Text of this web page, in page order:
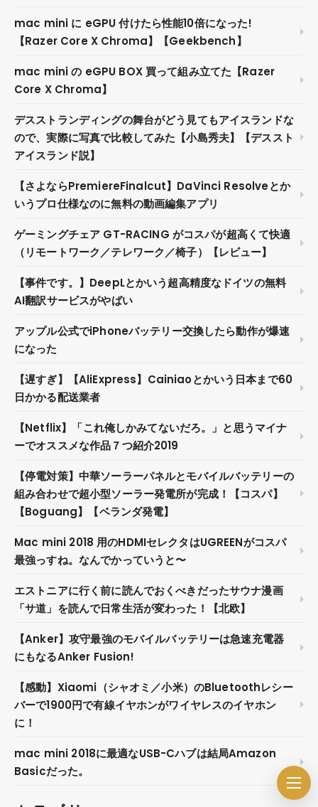
mac mini に eGPU 付けたら性能10倍になった!
【Razer Core X Chroma】【Geekbench】
mac mini の eGPU BOX 買って組み立てた【Razer
Core X Chroma】
デスストランディングの舞台がどう見てもアイスランドな
ので、実際に写真で比較してみた【小島秀夫】【デススト
アイスランド説】
【さよならPremiereFinalcut】DaVinci Resolveとか
いうプロ仕様なのに無料の動画編集アプリ
ゲーミングチェア GT-RACING がコスパが超高くて快適
（リモートワーク／テレワーク／椅子）【レビュー】
【事件です。】DeepLとかいう超高精度なドイツの無料
AI翻訳サービスがやばい
アップル公式でiPhoneバッテリー交換したら動作が爆速
になった
【遅すぎ】【AliExpress】Cainiaoとかいう日本まで60
日かかる配送業者
【Netflix】「これ俺しかみてないだろ。」と思うマイナ
ーでオススメな作品７つ紹介2019
【停電対策】中華ソーラーパネルとモバイルバッテリーの
組み合わせで超小型ソーラー発電所が完成！【コスパ】
【Boguang】【ベランダ発電】
Mac mini 2018 用のHDMIセレクタはUGREENがコスパ
最強っすね。なんでかっていうと〜
エストニアに行く前に読んでおくべきだったサウナ漫画
「サ道」を読んで日常生活が変わった！【北欧】
【Anker】攻守最強のモバイルバッテリーは急速充電器
にもなるAnker Fusion!
【感動】Xiaomi（シャオミ／小米）のBluetoothレシー
バーで1900円で有線イヤホンがワイヤレスのイヤホン
に！
mac mini 2018に最適なUSB-Cハブは結局Amazon
Basicだった。